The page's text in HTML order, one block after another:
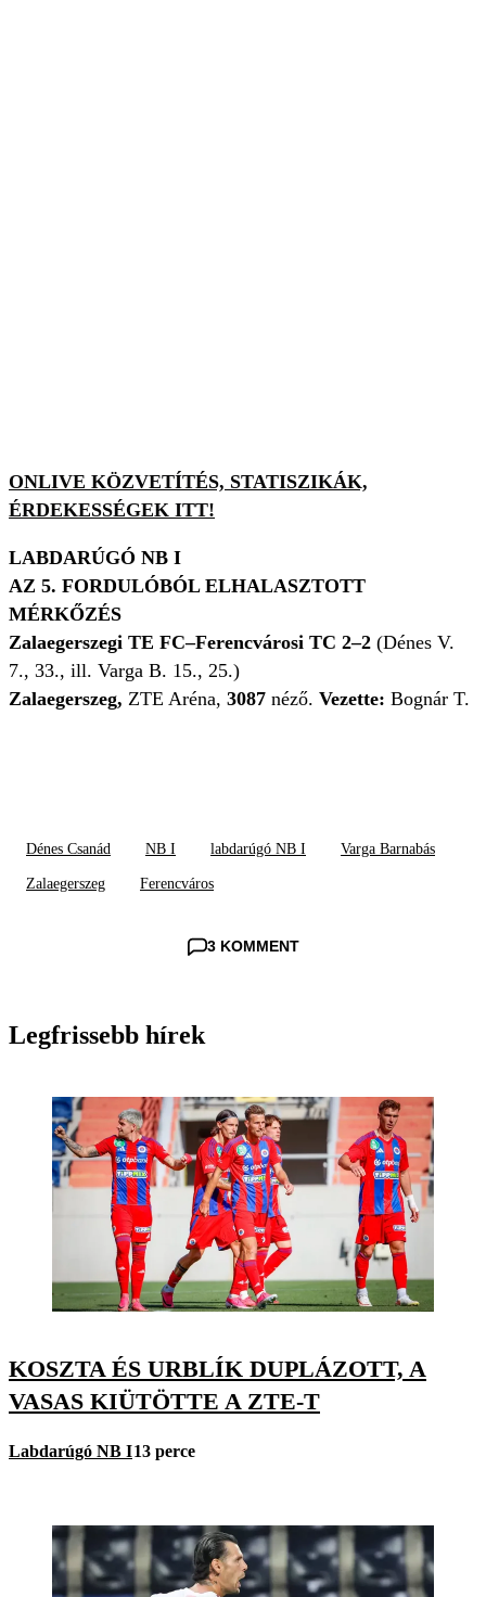
ONLIVE KÖZVETÍTÉS, STATISZIKÁK,
ÉRDEKESSÉGEK ITT!
LABDARÚGÓ NB I
AZ 5. FORDULÓBÓL ELHALASZTOTT
MÉRKŐZÉS
Zalaegerszegi TE FC–Ferencvárosi TC 2–2 (Dénes V.
7., 33., ill. Varga B. 15., 25.)
Zalaegerszeg, ZTE Aréna, 3087 néző. Vezette: Bognár T.
Dénes Csanád NB I labdarúgó NB I Varga Barnabás
Zalaegerszeg Ferencváros
3 KOMMENT
Legfrissebb hírek
KOSZTA ÉS URBLÍK DUPLÁZOTT, A
VASAS KIÜTÖTTE A ZTE-T
Labdarúgó NB I13 perce